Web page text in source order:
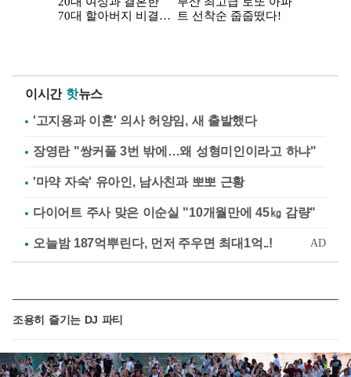
이시간 핫뉴스
'고지용과 이혼' 의사 허양임, 새 출발했다
장영란 "쌍커풀 3번 밖에…왜 성형미인이라고 하냐"
'마약 자숙' 유아인, 남사친과 뽀뽀 근황
다이어트 주사 맞은 이순실 "10개월만에 45㎏ 감량"
조용히 즐기는 DJ 파티